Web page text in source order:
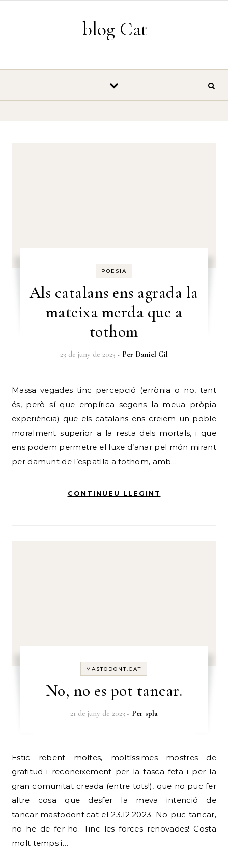
blog Cat
POESIA
Als catalans ens agrada la
mateixa merda que a
tothom
23 de juny de 2023 - Per Daniel Gil
Massa vegades tinc percepció (errònia o no, tant
és, però sí que empírica segons la meua pròpia
experiència) que els catalans ens creiem un poble
moralment superior a la resta dels mortals, i que
ens podem permetre el luxe d’anar pel món mirant
per damunt de l’espatlla a tothom, amb…
CONTINUEU LLEGINT
MASTODONT.CAT
No, no es pot tancar.
21 de juny de 2023 - Per spla
Estic rebent moltes, moltíssimes mostres de
gratitud i reconeixement per la tasca feta i per la
gran comunitat creada (entre tots!), que no puc fer
altre cosa que desfer la meva intenció de
tancar mastodont.cat el 23.12.2023. No puc tancar,
no he de fer-ho. Tinc les forces renovades! Costa
molt temps i…